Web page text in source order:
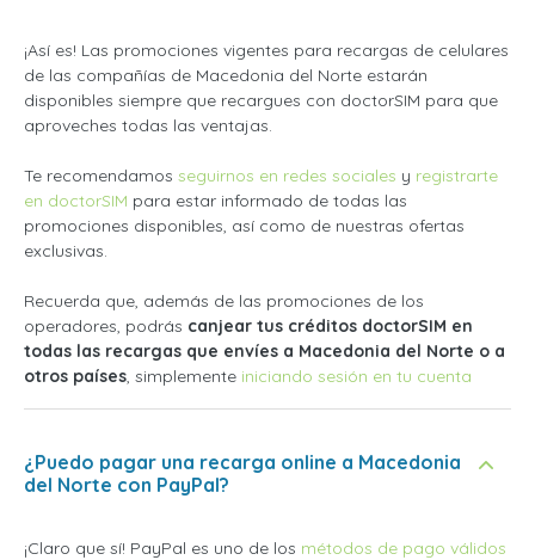
¡Así es! Las promociones vigentes para recargas de celulares
de las compañías de Macedonia del Norte estarán
disponibles siempre que recargues con doctorSIM para que
aproveches todas las ventajas.
Te recomendamos seguirnos en redes sociales y registrarte
en doctorSIM para estar informado de todas las
promociones disponibles, así como de nuestras ofertas
exclusivas.
Recuerda que, además de las promociones de los
operadores, podrás canjear tus créditos doctorSIM en
todas las recargas que envíes a Macedonia del Norte o a
otros países, simplemente iniciando sesión en tu cuenta
¿Puedo pagar una recarga online a Macedonia
del Norte con PayPal?
¡Claro que sí! PayPal es uno de los métodos de pago válidos